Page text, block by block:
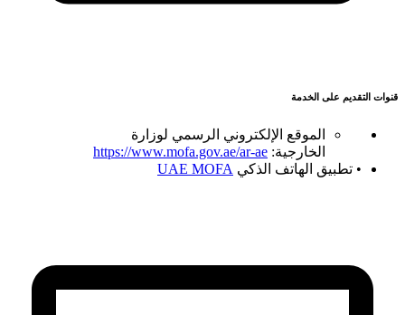
قنوات التقديم على الخدمة
الموقع الإلكتروني الرسمي لوزارة
الخارجية: https://www.mofa.gov.ae/ar-ae
• تطبيق الهاتف الذكي UAE MOFA